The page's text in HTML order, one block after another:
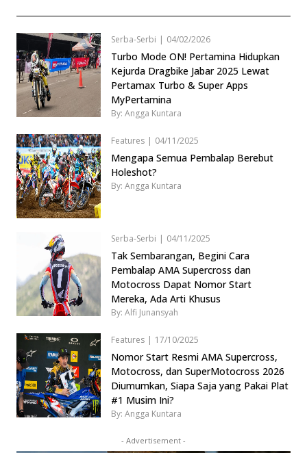
Serba-Serbi | 04/02/2026
Turbo Mode ON! Pertamina Hidupkan
Kejurda Dragbike Jabar 2025 Lewat
Pertamax Turbo & Super Apps
MyPertamina
By: Angga Kuntara
Features | 04/11/2025
Mengapa Semua Pembalap Berebut
Holeshot?
By: Angga Kuntara
Serba-Serbi | 04/11/2025
Tak Sembarangan, Begini Cara
Pembalap AMA Supercross dan
Motocross Dapat Nomor Start
Mereka, Ada Arti Khusus
By: Alfi Junansyah
Features | 17/10/2025
Nomor Start Resmi AMA Supercross,
Motocross, dan SuperMotocross 2026
Diumumkan, Siapa Saja yang Pakai Plat
#1 Musim Ini?
By: Angga Kuntara
- Advertisement -